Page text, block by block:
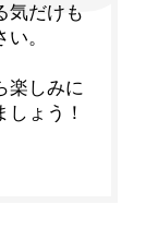
気だけも
。
楽しみに
ょう！